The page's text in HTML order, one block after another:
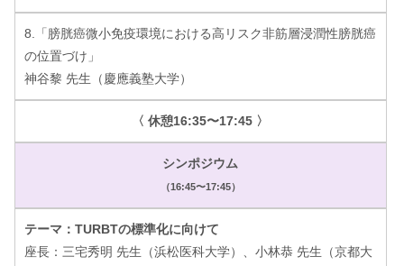
8.「膀胱癌微小免疫環境における高リスク非筋層浸潤性膀胱癌
の位置づけ」
神谷黎 先生（慶應義塾大学）
〈 休憩16:35〜17:45 〉
シンポジウム
（16:45〜17:45）
テーマ：TURBTの標準化に向けて
座長：三宅秀明 先生（浜松医科大学）、小林恭 先生（京都大